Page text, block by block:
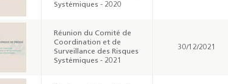
Systémiques - 2020
Réunion du Comité de
Coordination et de
Surveillance des Risques
Systémiques - 2021
30/12/2021